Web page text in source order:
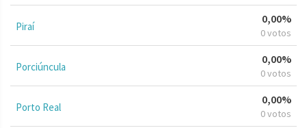
Piraí
0,00%
0 votos
Porciúncula
0,00%
0 votos
Porto Real
0,00%
0 votos